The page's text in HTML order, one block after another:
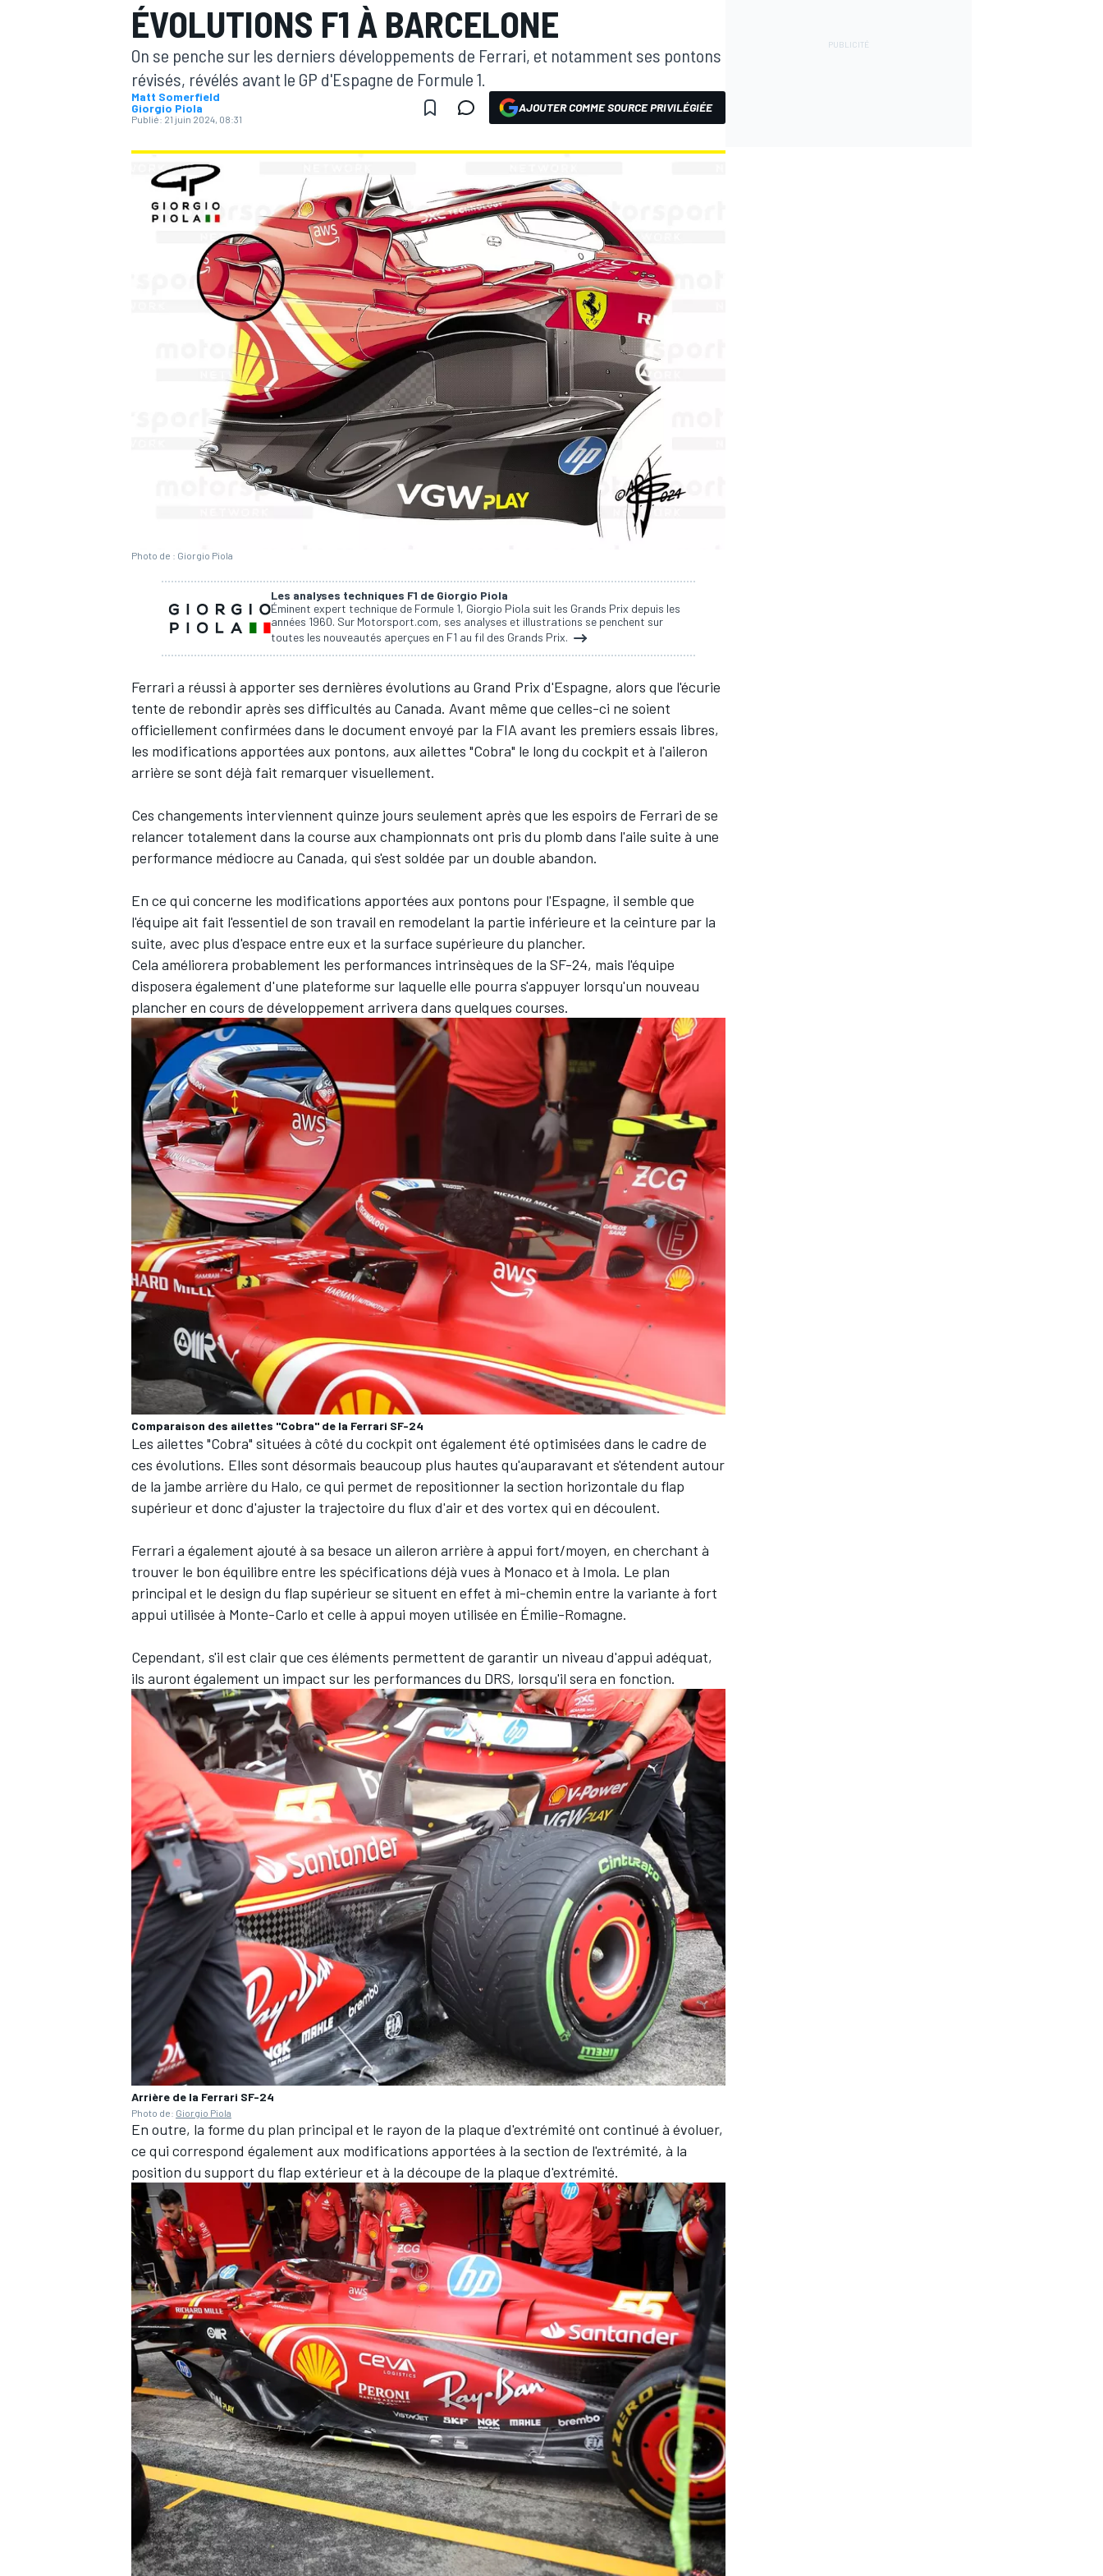
MOTOGP
AUTRES CHAMPIONNATS
ÉVOLUTIONS F1 À BARCELONE
On se penche sur les derniers développements de Ferrari, et notamment ses pontons
révisés, révélés avant le GP d'Espagne de Formule 1.
Matt Somerfield
Giorgio Piola
Publié: 21 juin 2024, 08:31
AJOUTER COMME SOURCE PRIVILÉGIÉE
Photo de : Giorgio Piola
Les analyses techniques F1 de Giorgio Piola
Éminent expert technique de Formule 1, Giorgio Piola suit les Grands Prix depuis les
années 1960. Sur Motorsport.com, ses analyses et illustrations se penchent sur
toutes les nouveautés aperçues en F1 au fil des Grands Prix.
Ferrari a réussi à apporter ses dernières évolutions au Grand Prix d'Espagne, alors que l'écurie
tente de rebondir après ses difficultés au Canada. Avant même que celles-ci ne soient
officiellement confirmées dans le document envoyé par la FIA avant les premiers essais libres,
les modifications apportées aux pontons, aux ailettes "Cobra" le long du cockpit et à l'aileron
arrière se sont déjà fait remarquer visuellement.
Ces changements interviennent quinze jours seulement après que les espoirs de Ferrari de se
relancer totalement dans la course aux championnats ont pris du plomb dans l'aile suite à une
performance médiocre au Canada, qui s'est soldée par un double abandon.
En ce qui concerne les modifications apportées aux pontons pour l'Espagne, il semble que
l'équipe ait fait l'essentiel de son travail en remodelant la partie inférieure et la ceinture par la
suite, avec plus d'espace entre eux et la surface supérieure du plancher.
Cela améliorera probablement les performances intrinsèques de la SF-24, mais l'équipe
disposera également d'une plateforme sur laquelle elle pourra s'appuyer lorsqu'un nouveau
plancher en cours de développement arrivera dans quelques courses.
Comparaison des ailettes "Cobra" de la Ferrari SF-24
Les ailettes "Cobra" situées à côté du cockpit ont également été optimisées dans le cadre de
ces évolutions. Elles sont désormais beaucoup plus hautes qu'auparavant et s'étendent autour
de la jambe arrière du Halo, ce qui permet de repositionner la section horizontale du flap
supérieur et donc d'ajuster la trajectoire du flux d'air et des vortex qui en découlent.
Ferrari a également ajouté à sa besace un aileron arrière à appui fort/moyen, en cherchant à
trouver le bon équilibre entre les spécifications déjà vues à Monaco et à Imola. Le plan
principal et le design du flap supérieur se situent en effet à mi-chemin entre la variante à fort
appui utilisée à Monte-Carlo et celle à appui moyen utilisée en Émilie-Romagne.
Cependant, s'il est clair que ces éléments permettent de garantir un niveau d'appui adéquat,
ils auront également un impact sur les performances du DRS, lorsqu'il sera en fonction.
Arrière de la Ferrari SF-24
Photo de: Giorgio Piola
En outre, la forme du plan principal et le rayon de la plaque d'extrémité ont continué à évoluer,
ce qui correspond également aux modifications apportées à la section de l'extrémité, à la
position du support du flap extérieur et à la découpe de la plaque d'extrémité.